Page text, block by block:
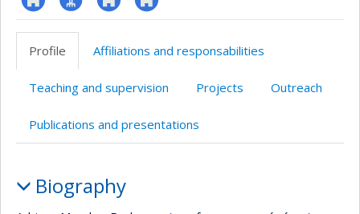
ResearchGate
Page
professionnelle
(faculté,département,école)
Site
web
l’unité
recherche
Autre
Profile Affiliations and responsabilities
Teaching and supervision Projects Outreach
Publications and presentations
Biography